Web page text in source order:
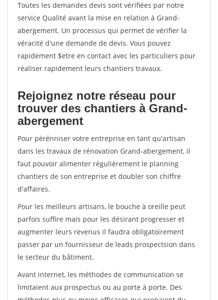
Toutes les demandes devis sont vérifiées par notre
service Qualité avant la mise en relation à Grand-
abergement. Un processus qui permet de vérifier la
véracité d'une demande de devis. Vous pouvez
rapidement $etre en contact avec les particuliers pour
réaliser rapidement leurs chantiers travaux.
Rejoignez notre réseau pour
trouver des chantiers à Grand-
abergement
Pour pérénniser votre entreprise en tant qu'artisan
dans les travaux de rénovation Grand-abergement, il
faut pouvoir alimenter régulièrement le planning
chantiers de son entreprise et doubler son chiffre
d'affaires.
Pour les meilleurs artisans, le bouche à oreille peut
parfois suffire mais pour les désirant progresser et
augmenter leurs revenus il faudra obligatoirement
passer par un fournisseur de leads prospectsion dans
le secteur du bâtiment.
Avant internet, les méthodes de communication se
limitaient aux prospectus ou au porte à porte. Des